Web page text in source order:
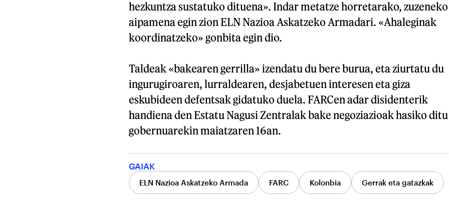
hezkuntza sustatuko dituena». Indar metatze horretarako, zuzeneko
aipamena egin zion ELN Nazioa Askatzeko Armadari. «Ahaleginak
koordinatzeko» gonbita egin dio.
Taldeak «bakearen gerrilla» izendatu du bere burua, eta ziurtatu du
ingurugiroaren, lurraldearen, desjabetuen interesen eta giza
eskubideen defentsak gidatuko duela. FARCen adar disidenterik
handiena den Estatu Nagusi Zentralak bake negoziazioak hasiko ditu
gobernuarekin maiatzaren 16an.
GAIAK
ELN Nazioa Askatzeko Armada FARC Kolonbia Gerrak eta gatazkak